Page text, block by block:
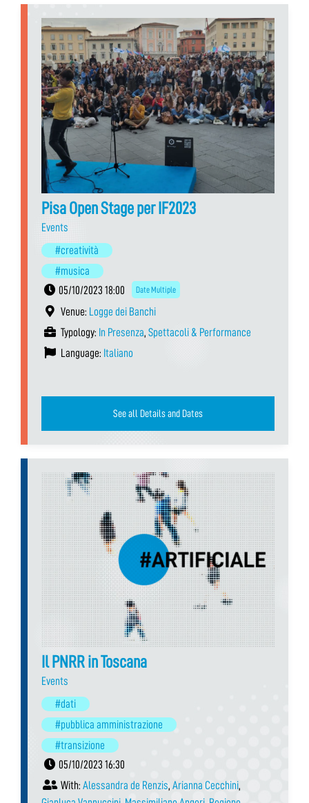
Pisa Open Stage per IF2023
Events
#creatività
#musica
05/10/2023 18:00
Date Multiple
Venue: Logge dei Banchi
Typology: In Presenza, Spettacoli & Performance
Language: Italiano
See all Details and Dates
Il PNRR in Toscana
Events
#dati
#pubblica amministrazione
#transizione
05/10/2023 16:30
With: Alessandra de Renzis, Arianna Cecchini,